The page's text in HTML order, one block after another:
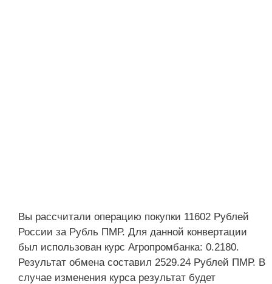
Вы рассчитали операцию покупки 11602 Рублей
России за Рубль ПМР. Для данной конвертации
был использован курс Агропромбанка: 0.2180.
Результат обмена составил 2529.24 Рублей ПМР. В
случае изменения курса результат будет